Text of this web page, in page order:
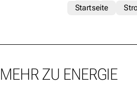
Startseite
MEHR ZU ENERGIE